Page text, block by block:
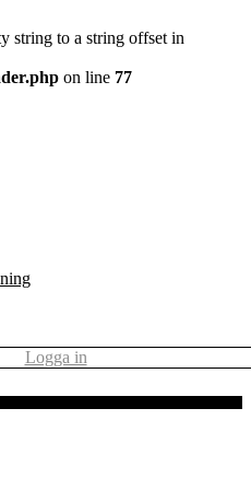
string to a string offset in
on line 77
Logga in